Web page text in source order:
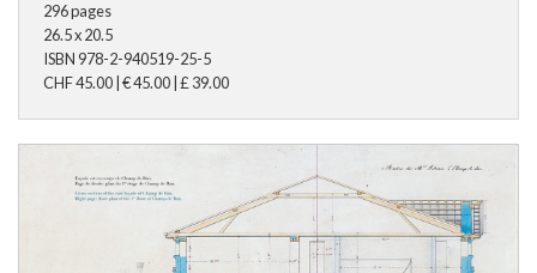
296pages
26.5 x 20.5
ISBN 978-2-940519-25-5
CHF45.00 €45.00 £39.00